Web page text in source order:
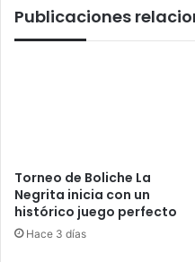
al
Publicaciones
Torneo de Boliche La
Negrita inicia con un
histórico juego perfecto
Hace 3 días